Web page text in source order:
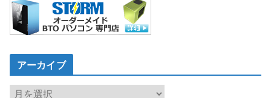
アーカイブ
ア